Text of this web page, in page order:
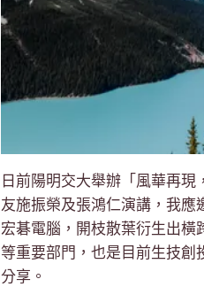
日前陽明交大舉辦「風華再
友施振榮及張鴻仁演講，我
宏碁電腦，開枝散葉衍生出橫
等重要部門，也是目前生技創
分享。